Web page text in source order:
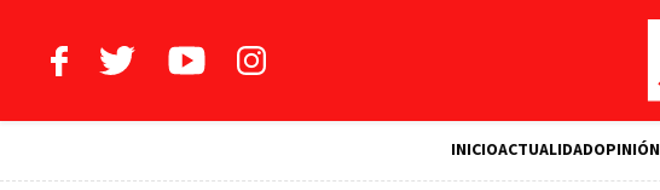
INICIOACTUALIDADOPINIÓN